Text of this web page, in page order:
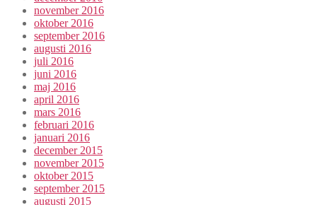
november 2016
oktober 2016
september 2016
augusti 2016
juli 2016
juni 2016
maj 2016
april 2016
mars 2016
februari 2016
januari 2016
december 2015
november 2015
oktober 2015
september 2015
augusti 2015